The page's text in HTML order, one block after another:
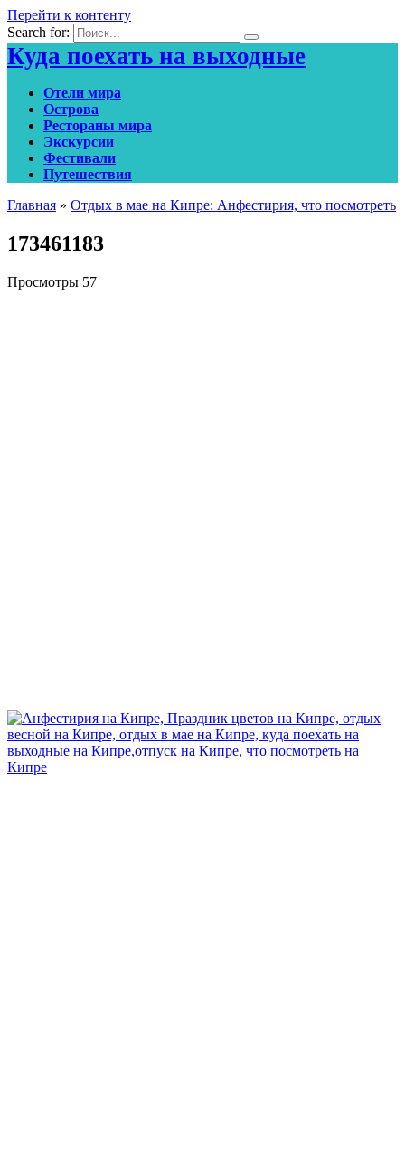
Перейти к контенту
Search for:
Куда поехать на выходные
Отели мира
Острова
Рестораны мира
Экскурсии
Фестивали
Путешествия
Главная » Отдых в мае на Кипре: Анфестирия, что посмотреть
173461183
Просмотры 57